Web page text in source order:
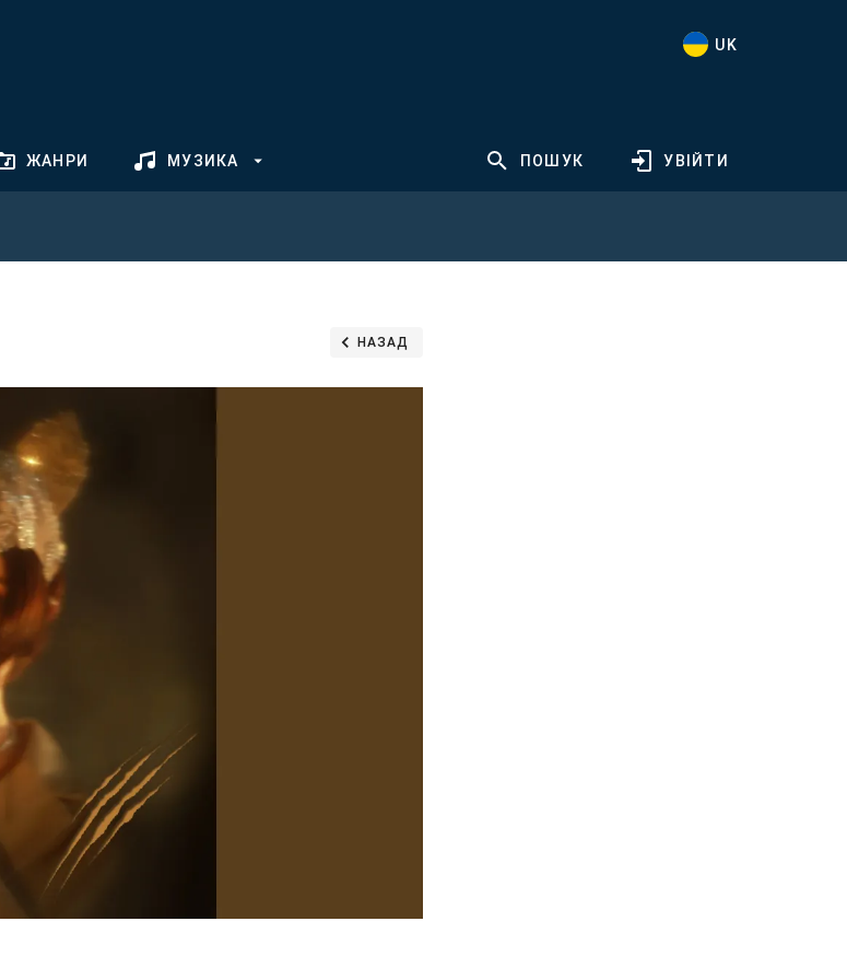
UK
ЖАНРИ МУЗИКА ПОШУК УВІЙТИ
НАЗАД